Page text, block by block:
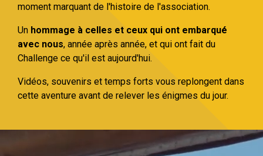
moment marquant de l'histoire de l'association.
Un hommage à celles et ceux qui ont embarqué
avec nous, année après année, et qui ont fait du
Challenge ce qu'il est aujourd'hui.
Vidéos, souvenirs et temps forts vous replongent dans
cette aventure avant de relever les énigmes du jour.